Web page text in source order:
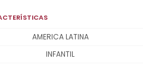
AMERICA LATINA
INFANTIL